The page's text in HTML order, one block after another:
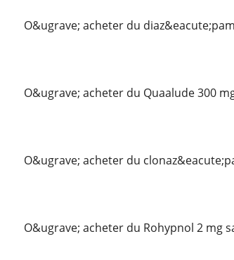
O&ugrave; acheter du
O&ugrave; acheter du Quaalude 300
O&ugrave; acheter du
O&ugrave; acheter du Rohypnol 2 mg